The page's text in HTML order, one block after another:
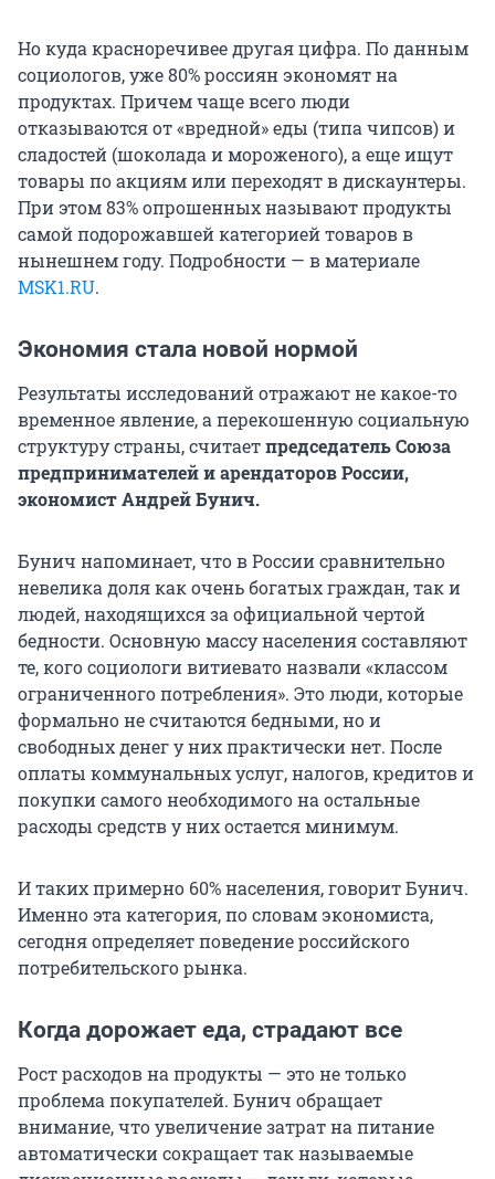
Но куда красноречивее другая цифра. По данным
социологов, уже 80% россиян экономят на
продуктах. Причем чаще всего люди
отказываются от «вредной» еды (типа чипсов) и
сладостей (шоколада и мороженого), а еще ищут
товары по акциям или переходят в дискаунтеры.
При этом 83% опрошенных называют продукты
самой подорожавшей категорией товаров в
нынешнем году. Подробности — в материале
MSK1.RU.
Экономия стала новой нормой
Результаты исследований отражают не какое-то
временное явление, а перекошенную социальную
структуру страны, считаетпредседатель Союза
предпринимателей и арендаторов России,
экономистАндрей Бунич.
Бунич напоминает, что в России сравнительно
невелика доля как очень богатых граждан, так и
людей, находящихся за официальной чертой
бедности. Основную массу населения составляют
те, кого социологи витиевато назвали «классом
ограниченного потребления». Это люди, которые
формально не считаются бедными, но и
свободных денег у них практически нет. После
оплаты коммунальных услуг, налогов, кредитов и
покупки самого необходимого на остальные
расходы средств у них остается минимум.
И таких примерно 60% населения, говорит Бунич.
Именно эта категория, по словам экономиста,
сегодня определяет поведение российского
потребительского рынка.
Когда дорожает еда, страдают все
Рост расходов на продукты — это не только
проблема покупателей. Бунич обращает
внимание, что увеличение затрат на питание
автоматически сокращает так называемые